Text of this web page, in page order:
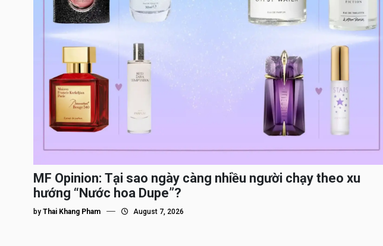
MF Opinion: Tại sao ngày càng nhiều người chạy theo xu
hướng “Nước hoa Dupe”?
by Thai Khang Pham August 7, 2026